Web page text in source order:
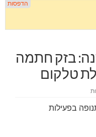
שקל ל-15 שנה: בזק חתמה
טלקום
בפעילות